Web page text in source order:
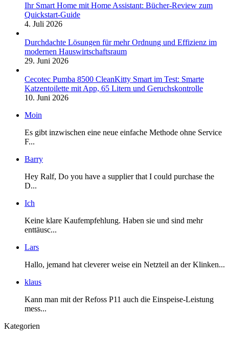
Ihr Smart Home mit Home Assistant: Bücher-Review zum
Quickstart-Guide
4. Juli 2026
Durchdachte Lösungen für mehr Ordnung und Effizienz im
modernen Hauswirtschaftsraum
29. Juni 2026
Cecotec Pumba 8500 CleanKitty Smart im Test: Smarte
Katzentoilette mit App, 65 Litern und Geruchskontrolle
10. Juni 2026
Moin
Es gibt inzwischen eine neue einfache Methode ohne Service
F...
Barry
Hey Ralf, Do you have a supplier that I could purchase the
D...
Ich
Keine klare Kaufempfehlung. Haben sie und sind mehr
enttäusc...
Lars
Hallo, jemand hat cleverer weise ein Netzteil an der Klinken...
klaus
Kann man mit der Refoss P11 auch die Einspeise-Leistung
mess...
Kategorien